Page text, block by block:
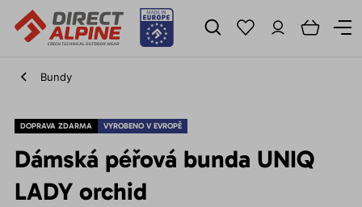
Bundy
DOPRAVA ZDARMA VYROBENO V EVROPĚ
Dámská péřová bunda UNIQ
LADY orchid